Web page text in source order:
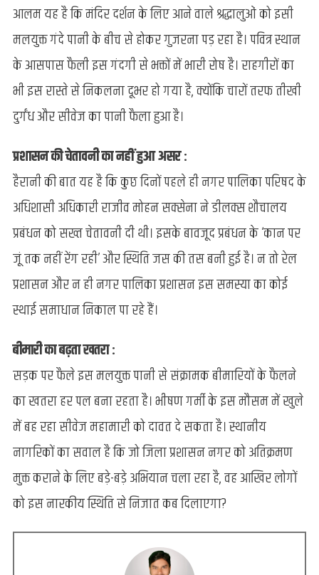
आलम यह है कि मंदिर दर्शन के लिए आने वाले श्रद्धालुओं को इसी
मलयुक्त गंदे पानी के बीच से होकर गुजरना पड़ रहा है। पवित्र स्थान
के आसपास फैली इस गंदगी से भक्तों में भारी रोष है। राहगीरों का
भी इस रास्ते से निकलना दूभर हो गया है, क्योंकि चारों तरफ तीखी
दुर्गंध और सीवेज का पानी फैला हुआ है।
प्रशासन की चेतावनी का नहीं हुआ असर :
हैरानी की बात यह है कि कुछ दिनों पहले ही नगर पालिका परिषद के
अधिशासी अधिकारी राजीव मोहन सक्सेना ने डीलक्स शौचालय
प्रबंधन को सख्त चेतावनी दी थी। इसके बावजूद प्रबंधन के ‘कान पर
जूं तक नहीं रेंग रही’ और स्थिति जस की तस बनी हुई है। न तो रेल
प्रशासन और न ही नगर पालिका प्रशासन इस समस्या का कोई
स्थाई समाधान निकाल पा रहे हैं।
बीमारी का बढ़ता खतरा :
सड़क पर फैले इस मलयुक्त पानी से संक्रामक बीमारियों के फैलने
का खतरा हर पल बना रहता है। भीषण गर्मी के इस मौसम में खुले
में बह रहा सीवेज महामारी को दावत दे सकता है। स्थानीय
नागरिकों का सवाल है कि जो जिला प्रशासन नगर को अतिक्रमण
मुक्त कराने के लिए बड़े-बड़े अभियान चला रहा है, वह आखिर लोगों
को इस नारकीय स्थिति से निजात कब दिलाएगा?